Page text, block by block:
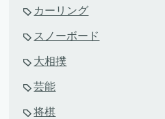
カーリング
スノーボード
大相撲
芸能
将棋